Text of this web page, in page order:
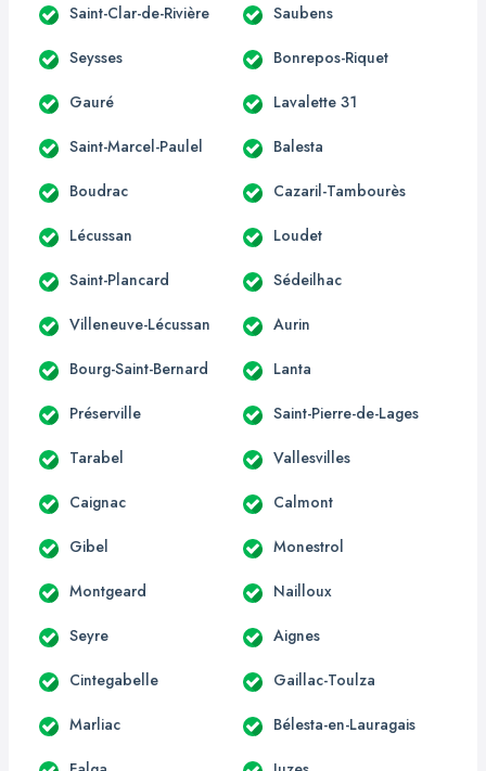
Saint-Clar-de-Rivière Saubens
Seysses Bonrepos-Riquet
Gauré Lavalette 31
Saint-Marcel-Paulel Balesta
Boudrac Cazaril-Tambourès
Lécussan Loudet
Saint-Plancard Sédeilhac
Villeneuve-Lécussan Aurin
Bourg-Saint-Bernard Lanta
Préserville Saint-Pierre-de-Lages
Tarabel Vallesvilles
Caignac Calmont
Gibel Monestrol
Montgeard Nailloux
Seyre Aignes
Cintegabelle Gaillac-Toulza
Marliac Bélesta-en-Lauragais